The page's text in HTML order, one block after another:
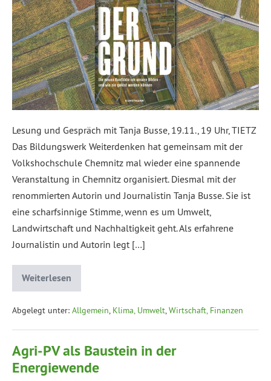
Lesung und Gespräch mit Tanja Busse, 19.11., 19 Uhr, TIETZ
Das Bildungswerk Weiterdenken hat gemeinsam mit der
Volkshochschule Chemnitz mal wieder eine spannende
Veranstaltung in Chemnitz organisiert. Diesmal mit der
renommierten Autorin und Journalistin Tanja Busse. Sie ist
eine scharfsinnige Stimme, wenn es um Umwelt,
Landwirtschaft und Nachhaltigkeit geht. Als erfahrene
Journalistin und Autorin legt […]
Weiterlesen
Abgelegt unter: Allgemein Klima, Umwelt Wirtschaft, Finanzen
Agri-PV als Baustein in der
Energiewende